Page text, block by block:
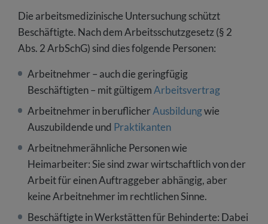
Die arbeitsmedizinische Untersuchung schützt
Beschäftigte. Nach dem Arbeitsschutzgesetz (§ 2
Abs. 2 ArbSchG) sind dies folgende Personen:
Arbeitnehmer – auch die geringfügig
Beschäftigten – mit gültigemArbeitsvertrag
Arbeitnehmer in beruflicherAusbildungwie
Auszubildende und Praktikanten
Arbeitnehmerähnliche Personen wie
Heimarbeiter: Sie sind zwar wirtschaftlich von der
Arbeit für einen Auftraggeber abhängig, aber
keine Arbeitnehmer im rechtlichen Sinne.
Beschäftigte in Werkstätten für Behinderte: Dabei